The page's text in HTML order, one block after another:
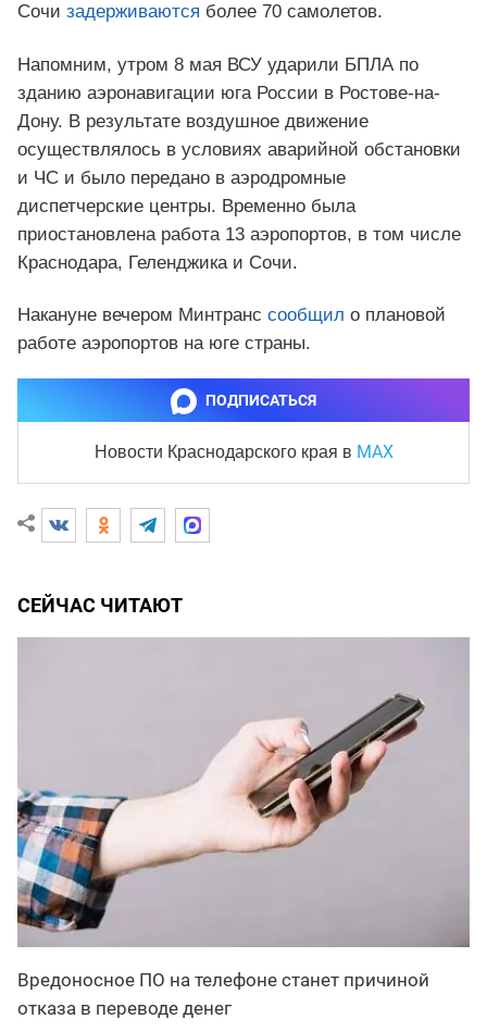
Сочи задерживаются более 70 самолетов.
Напомним, утром 8 мая ВСУ ударили БПЛА по
зданию аэронавигации юга России в Ростове-на-
Дону. В результате воздушное движение
осуществлялось в условиях аварийной обстановки
и ЧС и было передано в аэродромные
диспетчерские центры. Временно была
приостановлена работа 13 аэропортов, в том числе
Краснодара, Геленджика и Сочи.
Накануне вечером Минтранс сообщил о плановой
работе аэропортов на юге страны.
ПОДПИСАТЬСЯ
Новости Краснодарского края в MAX
СЕЙЧАС ЧИТАЮТ
Вредоносное ПО на телефоне станет причиной
отказа в переводе денег